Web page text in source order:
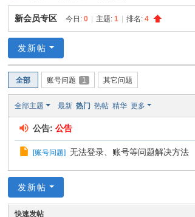
品
字
教
育
资
源
网
新会员专区 今日:0 主题:1 排名:4
发新帖
全部 账号问题 1 其它问题
全部主题 最新 热门 热帖 精华 更多
公告:公告
[账号问题] 无法登录、账号等问题解决方法
发新帖
快速发帖